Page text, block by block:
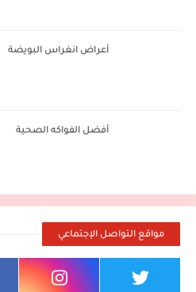
أعراض انغراس البويضة
أفضل الفواكه الصحية
مواقع التواصل الإجتماعي